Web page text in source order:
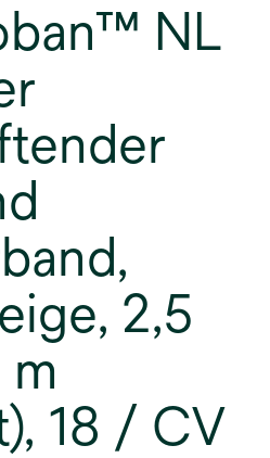
NL
2,5
18 / CV